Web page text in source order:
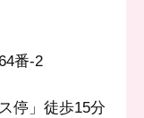
番-2
停」徒歩15分